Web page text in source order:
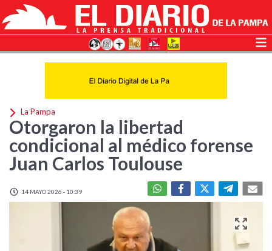
La Pampa
Otorgaron la libertad
condicional al médico forense
Juan Carlos Toulouse
14 MAYO 2026 - 10:39